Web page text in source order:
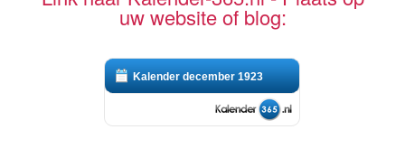
uw website of blog:
Kalender december 1923